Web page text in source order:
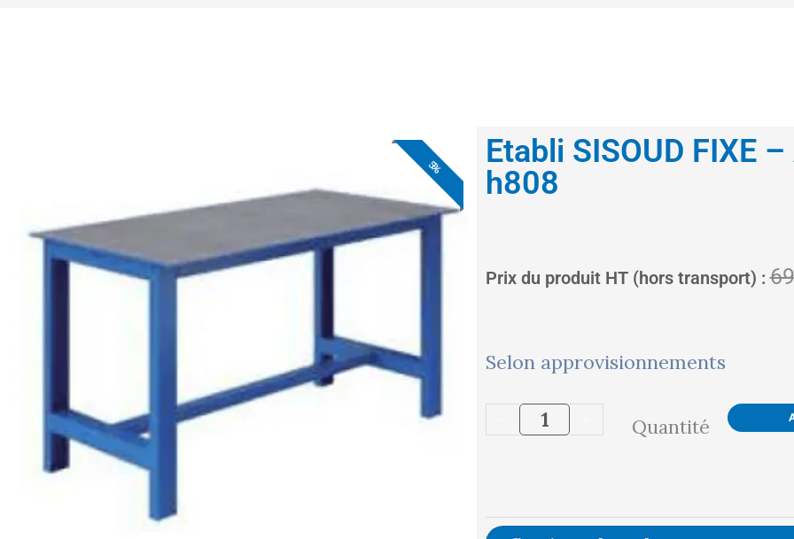
5%
5%
5%
6%
5%
5%
5%
Etabli SISOUD FIXE
h808
Prix du produit HT (hors transport) :
Selon approvisionnements
quantité
Etabli
Quantité